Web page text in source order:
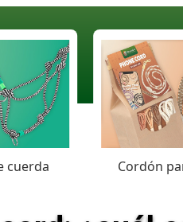
cuerda Cordón